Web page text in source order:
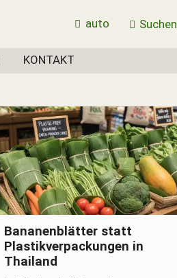
KONTAKT
Suchen
auto
Bananenblätter statt
Plastikverpackungen in
Thailand